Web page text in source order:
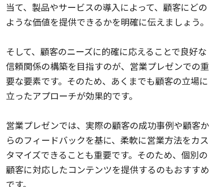
当て、製品やサービスの導入によって、顧客にどの
ような価値を提供できるかを明確に伝えましょう。
そして、顧客のニーズに的確に応えることで良好な
信頼関係の構築を目指すのが、営業プレゼンでの重
要な要素です。そのため、あくまでも顧客の立場に
立ったアプローチが効果的です。
営業プレゼンでは、実際の顧客の成功事例や顧客か
らのフィードバックを基に、柔軟に営業方法をカス
タマイズできることも重要です。そのため、個別の
顧客に対応したコンテンツを提供するのもおすすめ
です。